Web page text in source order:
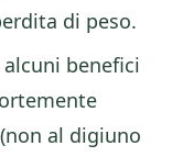
di peso.
alcuni benefici
al digiuno